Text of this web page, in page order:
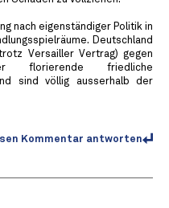
nach eigenständiger Politik in
Deutschland
Versailler Vertrag) gegen
florierende friedliche
sind völlig ausserhalb der
Kommentar antworten